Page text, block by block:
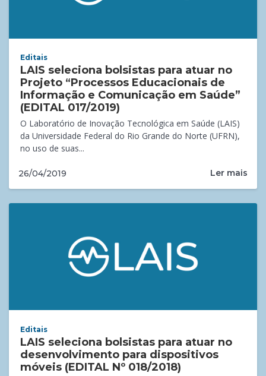
Editais
LAIS seleciona bolsistas para atuar no
Projeto “Processos Educacionais de
Informação e Comunicação em Saúde”
(EDITAL 017/2019)
O Laboratório de Inovação Tecnológica em Saúde (LAIS)
da Universidade Federal do Rio Grande do Norte (UFRN),
no uso de suas...
26/04/2019 Ler mais
Editais
LAIS seleciona bolsistas para atuar no
desenvolvimento para dispositivos
móveis (EDITAL Nº 018/2018)